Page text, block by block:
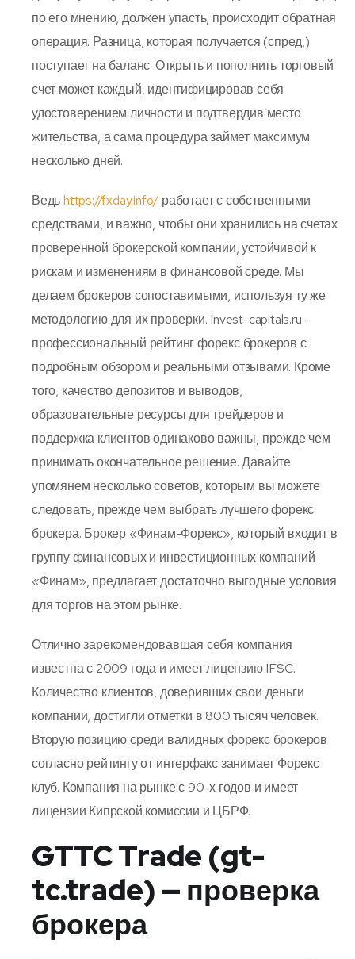
по его мнению, должен упасть, происходит обратная
операция. Разница, которая получается (спред,)
поступает на баланс. Открыть и пополнить торговый
счет может каждый, идентифицировав себя
удостоверением личности и подтвердив место
жительства, а сама процедура займет максимум
несколько дней.
Ведьhttps://fxday.info/ работает с собственными
средствами, и важно, чтобы они хранились на счетах
проверенной брокерской компании, устойчивой к
рискам и изменениям в финансовой среде. Мы
делаем брокеров сопоставимыми, используя ту же
методологию для их проверки. Invest-capitals.ru –
профессиональный рейтинг форекс брокеров с
подробным обзором и реальными отзывами. Кроме
того, качество депозитов и выводов,
образовательные ресурсы для трейдеров и
поддержка клиентов одинаково важны, прежде чем
принимать окончательное решение. Давайте
упомянем несколько советов, которым вы можете
следовать, прежде чем выбрать лучшего форекс
брокера. Брокер «Финам-Форекс», который входит в
группу финансовых и инвестиционных компаний
«Финам», предлагает достаточно выгодные условия
для торгов на этом рынке.
Отлично зарекомендовавшая себя компания
известна с 2009 года и имеет лицензию IFSC.
Количество клиентов, доверивших свои деньги
компании, достигли отметки в 800 тысяч человек.
Вторую позицию среди валидных форекс брокеров
согласно рейтингу от интерфакс занимает Форекс
клуб. Компания на рынке с 90-х годов и имеет
лицензии Кипрской комиссии и ЦБРФ.
GTTC Trade (gt-
tc.trade) — проверка
брокера